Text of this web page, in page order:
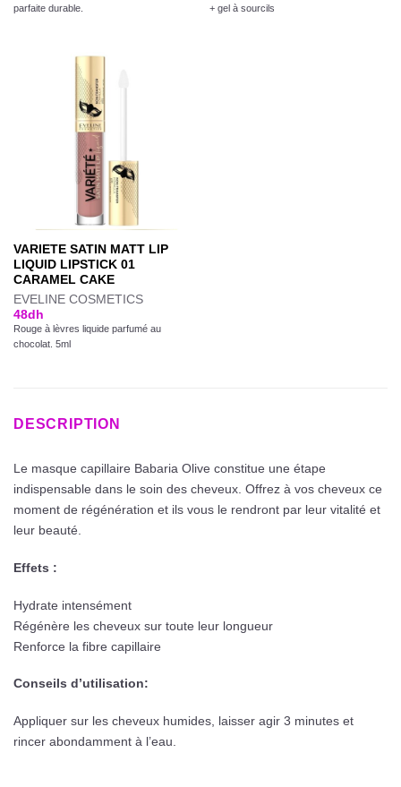
parfaite durable.
+ gel à sourcils
VARIETE SATIN MATT LIP
LIQUID LIPSTICK 01
CARAMEL CAKE
EVELINE COSMETICS
48dh
Rouge à lèvres liquide parfumé au
chocolat. 5ml
DESCRIPTION
Le masque capillaire Babaria Olive constitue une étape
indispensable dans le soin des cheveux. Offrez à vos cheveux ce
moment de régénération et ils vous le rendront par leur vitalité et
leur beauté.
Effets :
Hydrate intensément
Régénère les cheveux sur toute leur longueur
Renforce la fibre capillaire
Conseils d’utilisation:
Appliquer sur les cheveux humides, laisser agir 3 minutes et
rincer abondamment à l’eau.